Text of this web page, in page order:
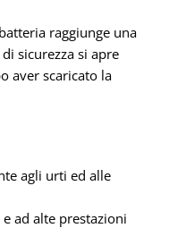
raggiunge una
sicurezza si apre
aver scaricato la
agli urti ed alle
ad alte prestazioni